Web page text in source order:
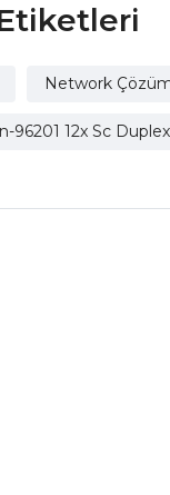
Network
96201 12x Sc